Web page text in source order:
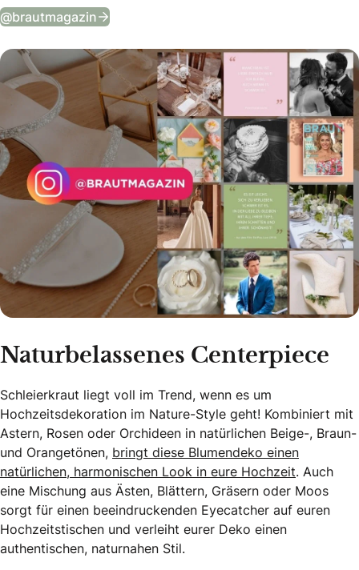
@brautmagazin Tägliche Wedding Vibes auf Instagram
Naturbelassenes Centerpiece
Schleierkraut liegt voll im Trend, wenn es um
Hochzeitsdekoration im Nature-Style geht! Kombiniert mit
Astern, Rosen oder Orchideen in natürlichen Beige-, Braun-
und Orangetönen, bringt diese Blumendeko einen
natürlichen, harmonischen Look in eure Hochzeit. Auch
eine Mischung aus Ästen, Blättern, Gräsern oder Moos
sorgt für einen beeindruckenden Eyecatcher auf euren
Hochzeitstischen und verleiht eurer Deko einen
authentischen, naturnahen Stil.